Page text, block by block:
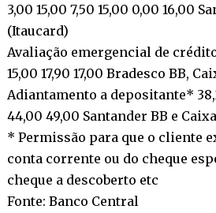
3,00 15,00 7,50 15,00 0,00 16,00
(Itaucard)
Avaliação emergencial de crédito
15,00 17,90 17,00 Bradesco BB,
Adiantamento a depositante*
44,00 49,00 Santander BB e Caixa
* Permissão para que o cliente
conta corrente ou do cheque
cheque a descoberto etc
Fonte: Banco Central